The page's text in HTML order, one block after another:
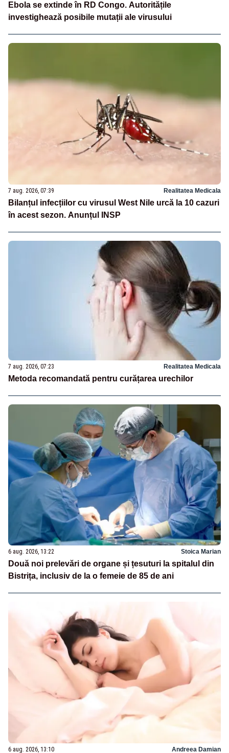
Ebola se extinde în RD Congo. Autoritățile
investighează posibile mutații ale virusului
7 aug. 2026, 07:39 Realitatea Medicala
Bilanțul infecțiilor cu virusul West Nile urcă la 10 cazuri
în acest sezon. Anunțul INSP
7 aug. 2026, 07:23 Realitatea Medicala
Metoda recomandată pentru curățarea urechilor
6 aug. 2026, 13:22 Stoica Marian
Două noi prelevări de organe și țesuturi la spitalul din
Bistrița, inclusiv de la o femeie de 85 de ani
6 aug. 2026, 13:10 Andreea Damian